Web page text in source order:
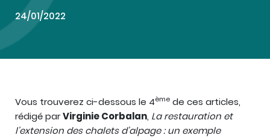
24/01/2022
Vous trouverez ci-dessous le 4ème de ces articles,
rédigé parVirginie Corbalan, La restauration et
l’extension des chalets d’alpage : un exemple